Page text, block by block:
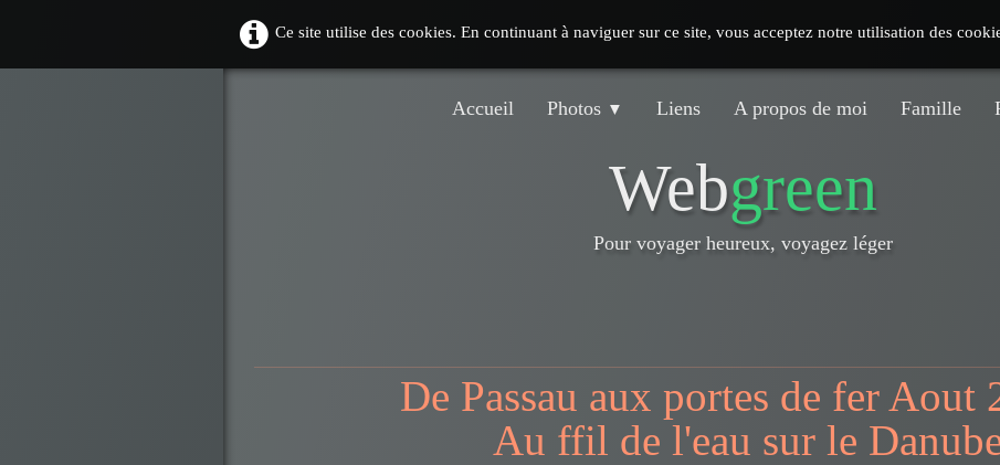
Ce site utilise des cookies. En continuant à naviguer sur ce site, vous acceptez notre utilisation des
Accueil Photos ▼ Liens A propos de moi Famille
Webgreen
Pour voyager heureux, voyagez léger
De Passau aux portes de fer Aout
Au ffil de l'eau sur le